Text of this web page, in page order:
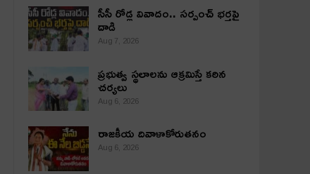
సీసీ రోడ్ల వివాదం.. స‌ర్పంచ్ భ‌ర్త‌పై
దాడి
Aug 7, 2026
ప్రభుత్వ స్థలాలను ఆక్రమిస్తే కఠిన
చర్యలు
Aug 6, 2026
రాజకీయ దివాళాకోరుతనం
Aug 6, 2026